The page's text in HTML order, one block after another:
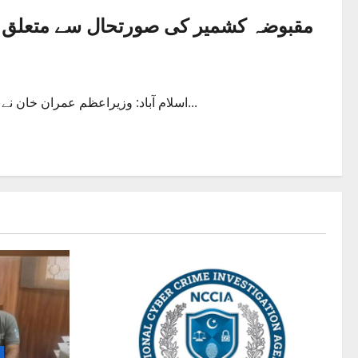
اسلام آباد: وزیراعظم عمران خان نے مقبوضہ کشمیر کی موجودہ صورتحال کا جائزہ لینے کیلیے 7 رکنی...